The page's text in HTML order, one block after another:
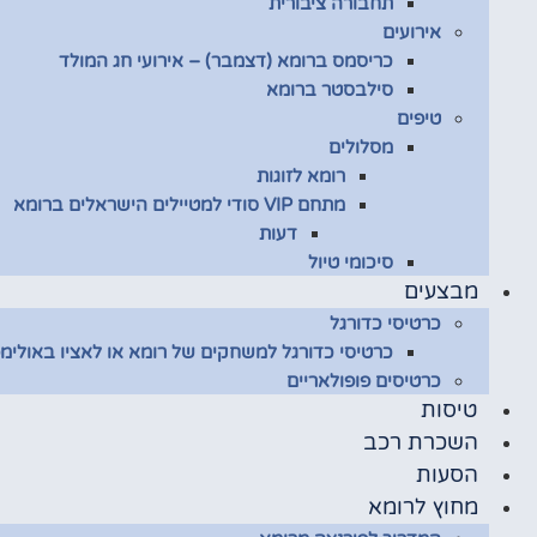
אירועים
כריסמס ברומא (דצמבר) – אירועי חג המולד
סילבסטר ברומא
טיפים
מסלולים
רומא לזוגות
מתחם VIP סודי למטיילים הישראלים ברומא
דעות
סיכומי טיול
מבצעים
כרטיסי כדורגל
כרטיסי כדורגל למשחקים של רומא או לאציו
כרטיסים פופולאריים
טיסות
השכרת רכב
הסעות
מחוץ לרומא